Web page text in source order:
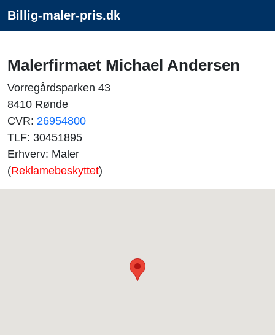
Billig-maler-pris.dk
Malerfirmaet Michael Andersen
Vorregårdsparken 43
8410 Rønde
CVR: 26954800
TLF: 30451895
Erhverv: Maler
(Reklamebeskyttet)